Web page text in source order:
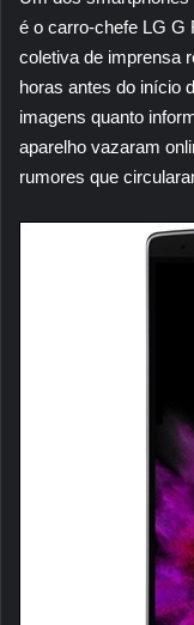
é o carro-chefe LG G
coletiva de imprensa
horas antes do início
imagens quanto
aparelho vazaram
rumores que